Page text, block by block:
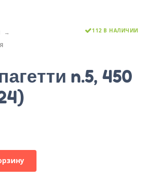
112 В НАЛИЧИИ
n.5, 450